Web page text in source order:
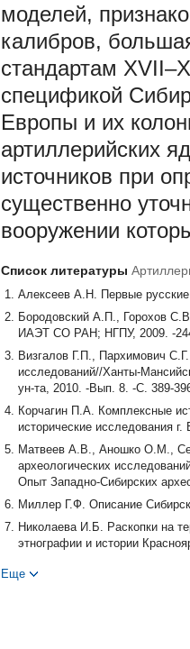
моделей,
калибров,
стандартам
спецификой
Европы и их
артиллерийских
источников при
существенно
вооружении
Список литературы
Алексеев А.Н. Первые
Бородовский А.П., Горохов
ИАЭТ СО РАН; НГПУ, 2009. -
Визгалов Г.П., Пархимович
исследований//Ханты-
ун-та, 2010. -Вып. 8. -С. 389-
Корчагин П.А. Комплексные
исторические исследования
Матвеев А.В., Аношко О.М.,
археологических
Опыт Западно-Сибирских
Миллер Г.Ф. Описание
Николаева И.Б. Раскопки на
этнографии и истории
исторические исследования
Еще